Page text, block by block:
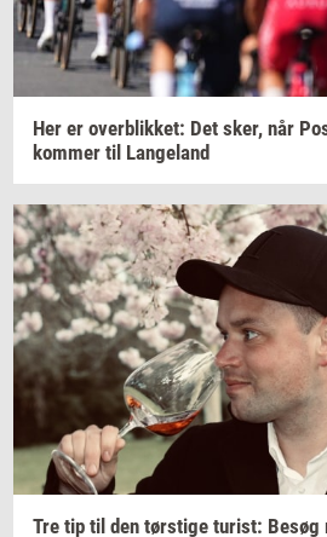
Her er over­blik­ket: Det sker, når
kom­mer til Lan­geland
Tre tip til den tørsti­ge turist: Besøg